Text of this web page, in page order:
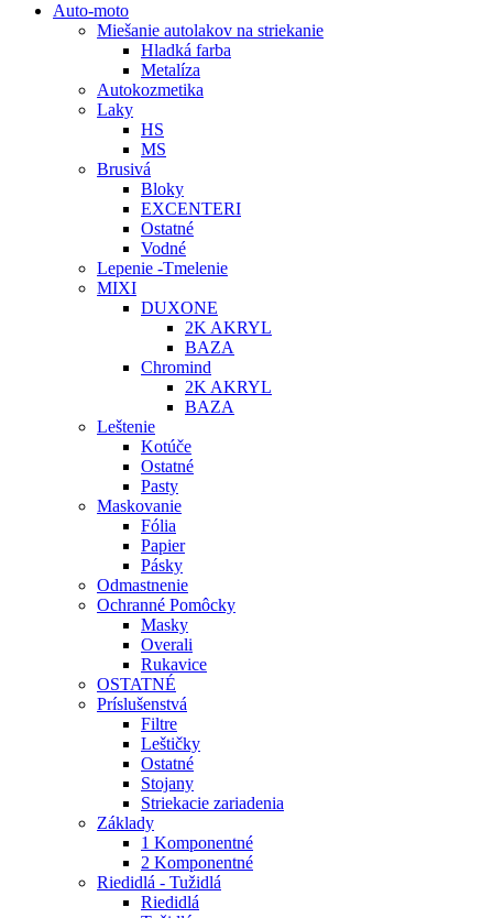
Auto-moto
Miešanie autolakov na striekanie
Hladká farba
Metalíza
Autokozmetika
Laky
HS
MS
Brusivá
Bloky
EXCENTERI
Ostatné
Vodné
Lepenie -Tmelenie
MIXI
DUXONE
2K AKRYL
BAZA
Chromind
2K AKRYL
BAZA
Leštenie
Kotúče
Ostatné
Pasty
Maskovanie
Fólia
Papier
Pásky
Odmastnenie
Ochranné Pomôcky
Masky
Overali
Rukavice
OSTATNÉ
Príslušenstvá
Filtre
Leštičky
Ostatné
Stojany
Striekacie zariadenia
Základy
1 Komponentné
2 Komponentné
Riedidlá - Tužidlá
Riedidlá